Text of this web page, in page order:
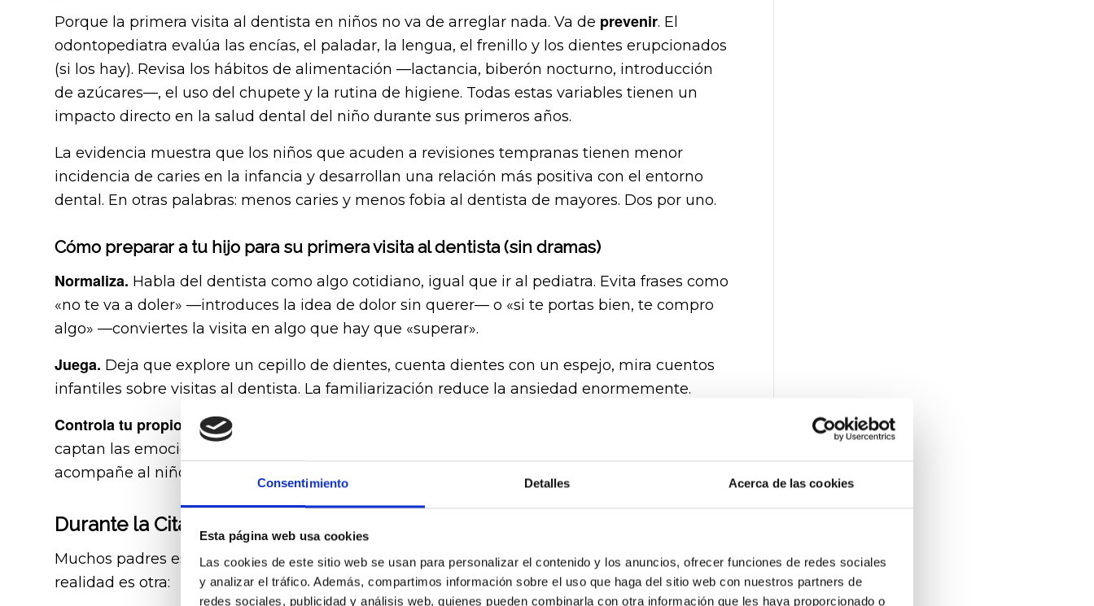
Consentimiento Detalles Acerca de las cookies
Esta página web usa cookies
Las cookies de este sitio web se usan para personalizar el contenido y los anuncios, ofrecer funciones de redes sociales
y analizar el tráfico. Además, compartimos información sobre el uso que haga del sitio web con nuestros partners de
redes sociales, publicidad y análisis web, quienes pueden combinarla con otra información que les haya proporcionado o
Porque la primera visita al dentista en niños no va de arreglar nada. Va de prevenir. El
odontopediatra evalúa las encías, el paladar, la lengua, el frenillo y los dientes erupcionados
(si los hay). Revisa los hábitos de alimentación —lactancia, biberón nocturno, introducción
de azúcares—, el uso del chupete y la rutina de higiene. Todas estas variables tienen un
impacto directo en la salud dental del niño durante sus primeros años.
La evidencia muestra que los niños que acuden a revisiones tempranas tienen menor
incidencia de caries en la infancia y desarrollan una relación más positiva con el entorno
dental. En otras palabras: menos caries y menos fobia al dentista de mayores. Dos por uno.
Cómo preparar a tu hijo para su primera visita al dentista (sin dramas)
Normaliza. Habla del dentista como algo cotidiano, igual que ir al pediatra. Evita frases como
«no te va a doler» —introduces la idea de dolor sin querer— o «si te portas bien, te compro
algo» —conviertes la visita en algo que hay que «superar».
Juega. Deja que explore un cepillo de dientes, cuenta dientes con un espejo, mira cuentos
infantiles sobre visitas al dentista. La familiarización reduce la ansiedad enormemente.
Controla tu propio miedo.
captan las emociones de sus padres con una sensibilidad extraordinaria. Si es posible, que
acompañe al niño la persona más tranquila de la familia.
Durante la Cita: Así Es la Primera Visita al Dentista en Niños en la Práctica
Muchos padres esperan radiografías, sillón reclinado y batas blancas intimidantes. La
realidad es otra: